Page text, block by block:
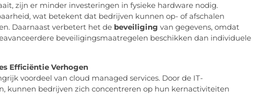
zijn er minder investeringen in fysieke hardware nodig.
wat betekent dat bedrijven kunnen op- of afschalen
Daarnaast verbetert het de beveiliging van gegevens, omdat
beveiligingsmaatregelen beschikken dan individuele
Efficiëntie Verhogen
voordeel van cloud managed services. Door de IT-
kunnen bedrijven zich concentreren op hun kernactiviteiten